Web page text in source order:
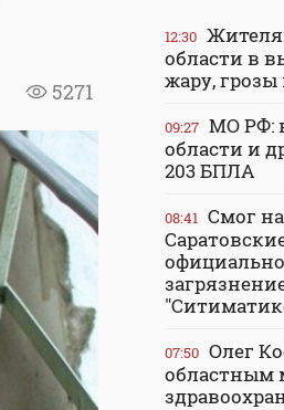
5271
12:30
области в
жару, грозы
09:27 МО РФ:
области и
203 БПЛА
08:41 Смог
07:50 Олег
областным